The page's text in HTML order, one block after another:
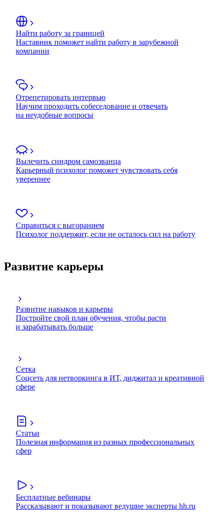
Найти работу за границей
Наставник поможет найти работу в зарубежной
компании
Отрепетировать интервью
Научим проходить собеседование и отвечать
на неудобные вопросы
Вылечить синдром самозванца
Карьерный психолог поможет чувствовать себя
увереннее
Справиться с выгоранием
Психолог поддержит, если не осталось сил на работу
Развитие карьеры
Развитие навыков и карьеры
Постройте свой план обучения, чтобы расти
и зарабатывать больше
Сетка
Соцсеть для нетворкинга в ИТ, диджитал и креативной
сфере
Статьи
Полезная информация из разных профессиональных
сфер
Бесплатные вебинары
Рассказывают и показывают ведущие эксперты hh.ru